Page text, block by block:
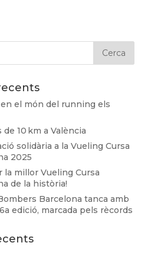
el món del running els
10 km a València
solidària a la Vueling Cursa
2025
la millor Vueling Cursa
de la història!
Barcelona tanca amb
edició, marcada pels rècords